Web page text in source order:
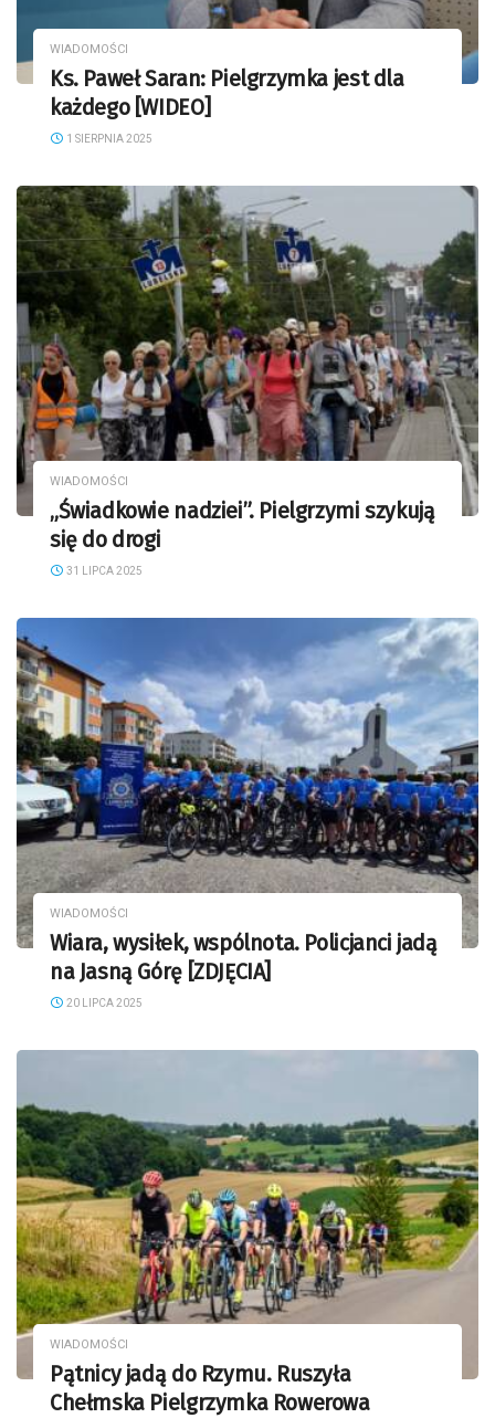
WIADOMOŚCI
Ks. Paweł Saran: Pielgrzymka jest dla
każdego [WIDEO]
1 SIERPNIA 2025
WIADOMOŚCI
„Świadkowie nadziei”. Pielgrzymi szykują
się do drogi
31 LIPCA 2025
WIADOMOŚCI
Wiara, wysiłek, wspólnota. Policjanci jadą
na Jasną Górę [ZDJĘCIA]
20 LIPCA 2025
WIADOMOŚCI
Pątnicy jadą do Rzymu. Ruszyła
Chełmska Pielgrzymka Rowerowa